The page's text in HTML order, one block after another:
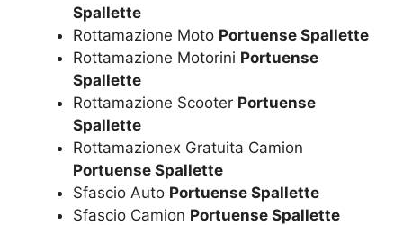
Spallette
Rottamazione Moto Portuense Spallette
Rottamazione Motorini Portuense
Spallette
Rottamazione Scooter Portuense
Spallette
Rottamazionex Gratuita Camion
Portuense Spallette
Sfascio Auto Portuense Spallette
Sfascio Camion Portuense Spallette